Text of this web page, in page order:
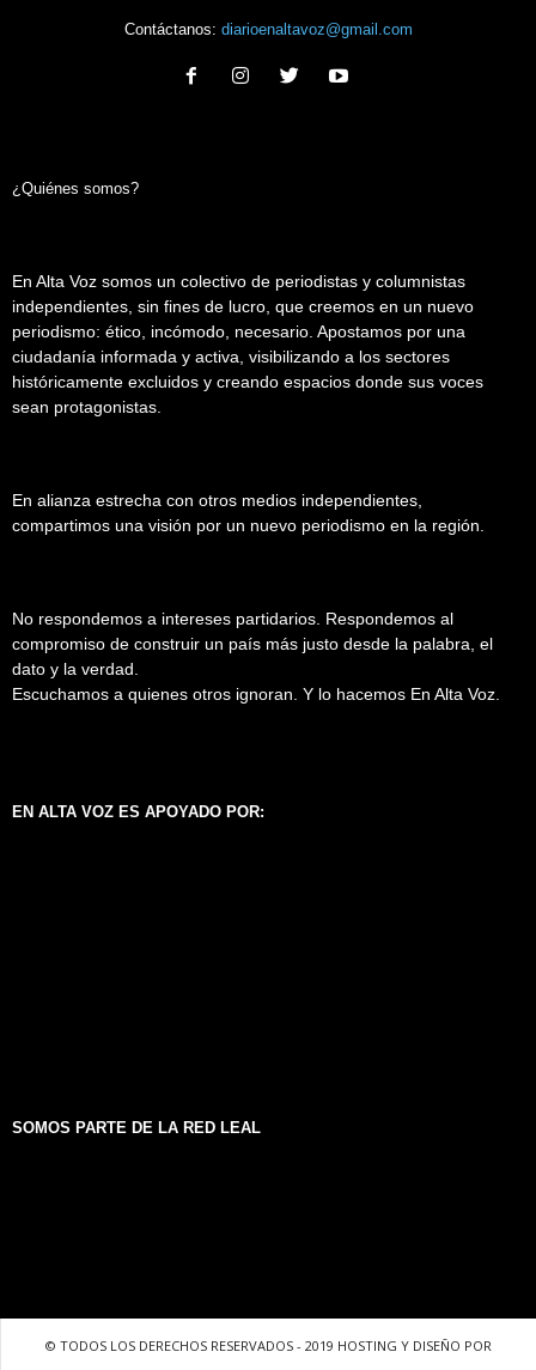
Contáctanos: diarioenaltavoz@gmail.com
¿Quiénes somos?
En Alta Voz somos un colectivo de periodistas y columnistas
independientes, sin fines de lucro, que creemos en un nuevo
periodismo: ético, incómodo, necesario. Apostamos por una
ciudadanía informada y activa, visibilizando a los sectores
históricamente excluidos y creando espacios donde sus voces
sean protagonistas.
En alianza estrecha con otros medios independientes,
compartimos una visión por un nuevo periodismo en la región.
No respondemos a intereses partidarios. Respondemos al
compromiso de construir un país más justo desde la palabra, el
dato y la verdad.
Escuchamos a quienes otros ignoran. Y lo hacemos En Alta Voz.
EN ALTA VOZ ES APOYADO POR:
SOMOS PARTE DE LA RED LEAL
© TODOS LOS DERECHOS RESERVADOS - 2019 HOSTING Y DISEÑO POR